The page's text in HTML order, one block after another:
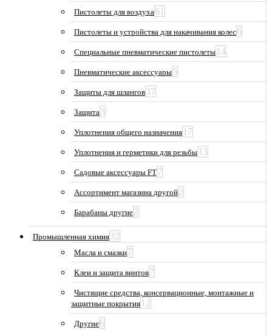
Пистолеты для воздуха61
Пистолеты и устройства для накачивания колес6
Специальные пневматические пистолеты 14
Пневматические аксессуары5
Защиты для шлангов37
Защита3
Уплотнения общего назначения 17
Уплотнения и герметики для резьбы 13
Садовые аксессуары FT7
Ассортимент магазина другой2
Барабаны другие2
Промышленная химия32
Масла и смазки7
Клеи и защита винтов7
Чистящие средства, консервационные, монтажные и
защитные покрытия 12
Другие6